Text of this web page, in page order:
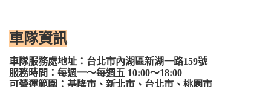
車隊資訊
車隊服務處地址：台北市內湖區新湖一路159號
服務時間：每週一～每週五 10:00～18:00
可營運範圍： 基隆市、新北市、台北市、桃園市